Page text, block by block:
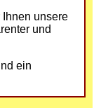
unsere
und
ein